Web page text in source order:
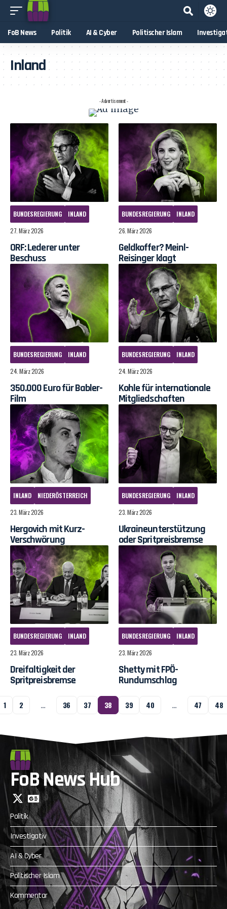
FoB News Politik AI & Cyber Politischer Islam
Inland
- Advertisement -
BUNDESREGIERUNG
INLAND
27. März 2026
ORF: Lederer unter
Beschuss
BUNDESREGIERUNG
INLAND
26. März 2026
Geldkoffer? Meinl-
Reisinger klagt
BUNDESREGIERUNG
INLAND
24. März 2026
350.000 Euro für Babler-
Film
BUNDESREGIERUNG
INLAND
24. März 2026
Kohle für internationale
Mitgliedschaften
INLAND
NIEDERÖSTERREICH
23. März 2026
Hergovich mit Kurz-
Verschwörung
BUNDESREGIERUNG
INLAND
23. März 2026
Ukraineunterstützung
oder Spritpreisbremse
BUNDESREGIERUNG
INLAND
23. März 2026
Dreifaltigkeit der
Spritpreisbremse
BUNDESREGIERUNG
INLAND
23. März 2026
Shetty mit FPÖ-
Rundumschlag
1 2 … 36 37 38 39 40 … 47 48
FoB News Hub
Politik
Investigativ
AI & Cyber
Politischer Islam
Kommentar